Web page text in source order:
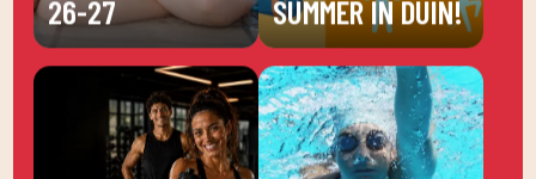
26-27 SUMMER IN DUIN!